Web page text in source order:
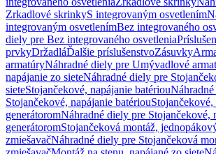
Zrkadlové skrinkyS integrovaným osvetlením
integrovaným osvetlenímBez integrovaného
diely pre Bez integrovaného osvetlenia
prvkyDržadláĎalšie príslušenstvoZásuvky
armatúryNáhradné diely pre Umývadlové
napájanie zo sieteNáhradné diely pre
sieteStojančekové, napájanie batériou
Stojančekové, napájanie batériouStojančekové,
generátoromNáhradné diely pre Stojančekové,
generátoromStojančeková montáž,
zmiešavačNáhradné diely pre Stojančeková